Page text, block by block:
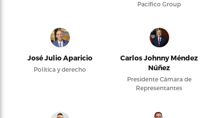
Pacifico Group
José Julio Aparicio
Política y derecho
Carlos Johnny Méndez
Núñez
Presidente Cámara de
Representantes